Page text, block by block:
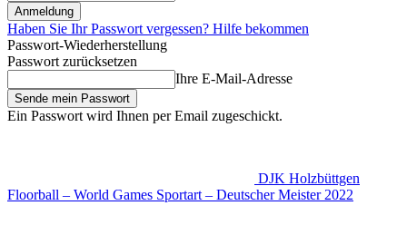
Haben Sie Ihr Passwort vergessen? Hilfe bekommen
Passwort-Wiederherstellung
Passwort zurücksetzen
Ihre E-Mail-Adresse
Ein Passwort wird Ihnen per Email zugeschickt.
DJK Holzbüttgen
Floorball – World Games Sportart – Deutscher Meister 2022